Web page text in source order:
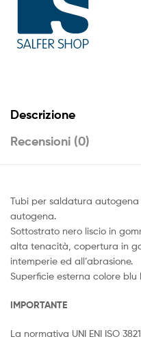
Descrizione
Recensioni (0)
Tubi per saldatura
autogena.
Sottostrato nero liscio in
alta tenacità, copertura in
intemperie ed all’abrasione.
Superficie esterna colore blu
IMPORTANTE
La normativa UNI ENI ISO